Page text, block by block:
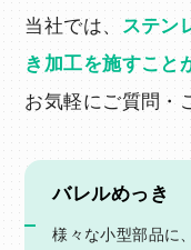
当社では、ステン
き加工を施すこと
お気軽にご質問・
バレルめっき
様々な小型部品に